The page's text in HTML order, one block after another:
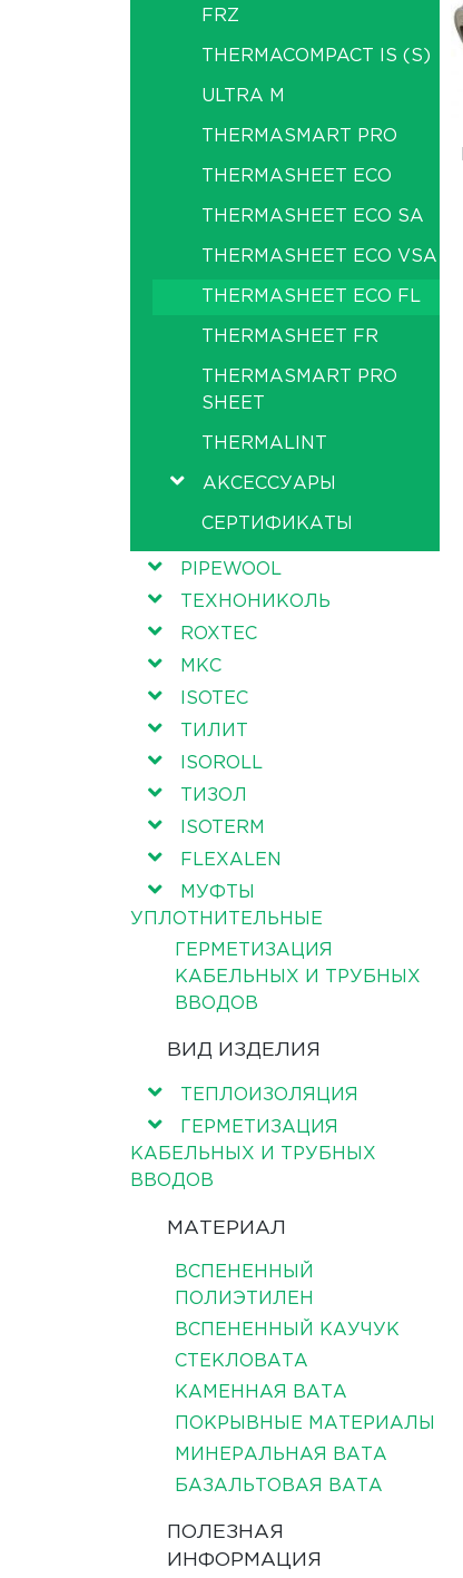
FRZ
THERMACOMPACT IS (S)
ULTRA M
THERMASMART PRO
THERMASHEET ECO
THERMASHEET ECO SA
THERMASHEET ECO VSA
THERMASHEET ECO FL
THERMASHEET FR
THERMASMART PRO
SHEET
THERMALINT
АКСЕССУАРЫ
СЕРТИФИКАТЫ
PIPEWOOL
ТЕХНОНИКОЛЬ
ROXTEC
МКС
ISOTEC
ТИЛИТ
ISOROLL
ТИЗОЛ
ISOTERM
FLEXALEN
МУФТЫ
УПЛОТНИТЕЛЬНЫЕ
ГЕРМЕТИЗАЦИЯ
КАБЕЛЬНЫХ И ТРУБНЫХ
ВВОДОВ
ВИД ИЗДЕЛИЯ
ТЕПЛОИЗОЛЯЦИЯ
ГЕРМЕТИЗАЦИЯ
КАБЕЛЬНЫХ И ТРУБНЫХ
ВВОДОВ
МАТЕРИАЛ
ВСПЕНЕННЫЙ
ПОЛИЭТИЛЕН
ВСПЕНЕННЫЙ КАУЧУК
СТЕКЛОВАТА
КАМЕННАЯ ВАТА
ПОКРЫВНЫЕ МАТЕРИАЛЫ
МИНЕРАЛЬНАЯ ВАТА
БАЗАЛЬТОВАЯ ВАТА
ПОЛЕЗНАЯ
ИНФОРМАЦИЯ